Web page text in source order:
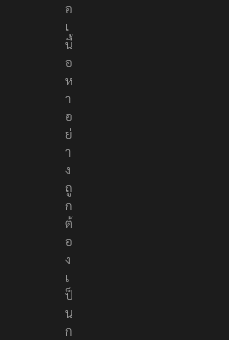
อ
เ
นื้
อ
ห
า
อ
ย่
า
ง
ถู
ก
ต้
อ
ง
เ
ป็
น
ก